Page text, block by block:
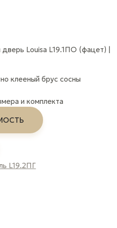
Louisa L19.1ПО (фацет) |
клееный брус сосны
и комплекта